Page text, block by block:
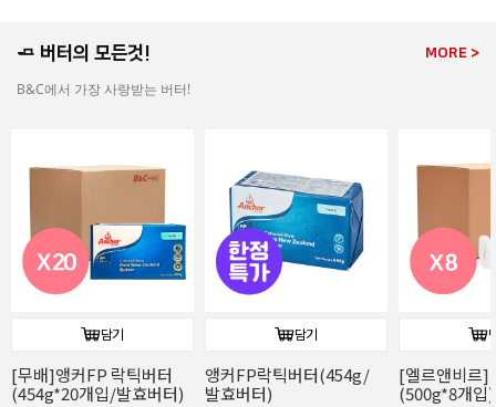
🧈 버터의 모든것! MORE >
B&C에서 가장 사랑받는 버터!
담기
[무배]앵커FP 락틱버터
(454g*20개입/발효버터)
담기
앵커FP락틱버터(454g/
발효버터)
[엘르앤비르]
(500g*8개입)